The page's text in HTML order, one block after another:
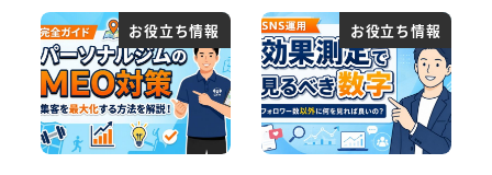
お役立ち情報 お役立ち情報